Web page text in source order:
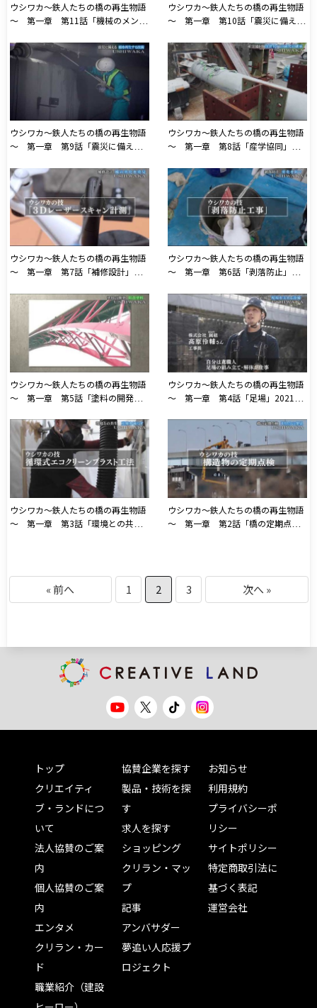
ウシワカ～鉄人たちの橋の再生物語
～ 第一章 第11話「機械のメンテ
ウシワカ～鉄人たちの橋の再生物語
～ 第一章 第10話「震災に備え
送
ウシワカ～鉄人たちの橋の再生物語
～ 第一章 第9話「震災に備え
13日放送
ウシワカ～鉄人たちの橋の再生物語
～ 第一章 第8話「産学協同」
ウシワカ～鉄人たちの橋の再生物語
～ 第一章 第7話「補修設計」
ウシワカ～鉄人たちの橋の再生物語
～ 第一章 第6話「剥落防止」
ウシワカ～鉄人たちの橋の再生物語
～ 第一章 第5話「塗料の開発」
ウシワカ～鉄人たちの橋の再生物語
～ 第一章 第4話「足場」2021年
ウシワカ～鉄人たちの橋の再生物語
～ 第一章 第3話「環境との共
ウシワカ～鉄人たちの橋の再生物語
～ 第一章 第2話「橋の定期点
« 前へ 1 2 3 次へ »
トップ
クリエイティ
ブ・ランドにつ
いて
法人協賛のご案
内
個人協賛のご案
内
エンタメ
クリラン・カー
ド
職業紹介（建設
協賛企業を探す
製品・技術を探
す
求人を探す
ショッピング
クリラン・マッ
プ
記事
アンバサダー
夢追い人応援プ
ロジェクト
お知らせ
利用規約
プライバシーポ
リシー
サイトポリシー
特定商取引法に
基づく表記
運営会社